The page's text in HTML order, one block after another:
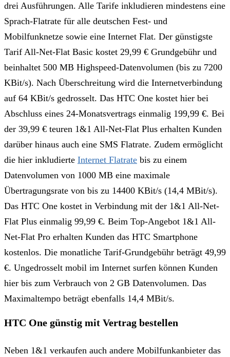
drei Ausführungen. Alle Tarife inkludieren mindestens eine
Sprach-Flatrate für alle deutschen Fest- und
Mobilfunknetze sowie eine Internet Flat. Der günstigste
Tarif All-Net-Flat Basic kostet 29,99 € Grundgebühr und
beinhaltet 500 MB Highspeed-Datenvolumen (bis zu 7200
KBit/s). Nach Überschreitung wird die Internetverbindung
auf 64 KBit/s gedrosselt. Das HTC One kostet hier bei
Abschluss eines 24-Monatsvertrags einmalig 199,99 €. Bei
der 39,99 € teuren 1&1 All-Net-Flat Plus erhalten Kunden
darüber hinaus auch eine SMS Flatrate. Zudem ermöglicht
die hier inkludierte Internet Flatrate bis zu einem
Datenvolumen von 1000 MB eine maximale
Übertragungsrate von bis zu 14400 KBit/s (14,4 MBit/s).
Das HTC One kostet in Verbindung mit der 1&1 All-Net-
Flat Plus einmalig 99,99 €. Beim Top-Angebot 1&1 All-
Net-Flat Pro erhalten Kunden das HTC Smartphone
kostenlos. Die monatliche Tarif-Grundgebühr beträgt 49,99
€. Ungedrosselt mobil im Internet surfen können Kunden
hier bis zum Verbrauch von 2 GB Datenvolumen. Das
Maximaltempo beträgt ebenfalls 14,4 MBit/s.
HTC One günstig mit Vertrag bestellen
Neben 1&1 verkaufen auch andere Mobilfunkanbieter das